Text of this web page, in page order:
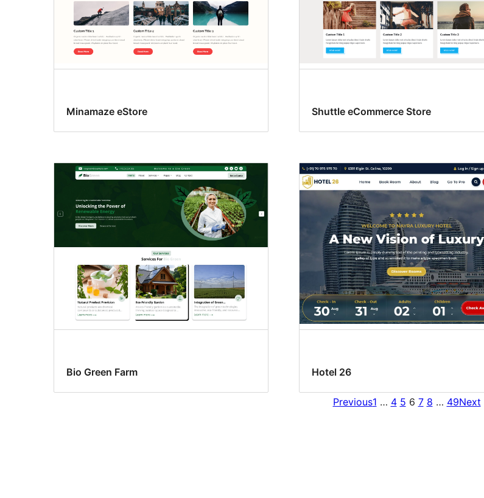
Minamaze eStore Shuttle eCommerce Store
Bio Green Farm Hotel 26
Previous1 … 4 5 6 7 8 … 49Next